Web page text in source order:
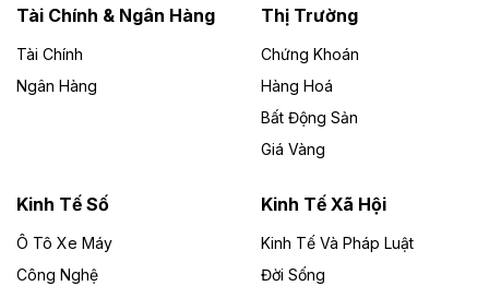
Lai
Bốn doanh nghiệp có sự góp vốn của Công ty Cổ
phần Tập đoàn Đức Long Gia Lai (HoSE: DLG) được
Gia Lai với tổng vốn hơn 4.750 tỷ đồng.
Đồng Nai cho thuê gần 59 ha đất làm khu
công nghiệp ở Long Thành
UBND TP Đồng Nai cho Công ty Amata thuê gần 59 ha
Tài Chính & Ngân Hàng
Tài Chính
Ngân Hàng
Thị Trường
Chứng Khoán
Hàng Hoá
Bất Động Sản
Giá Vàng
Kinh Tế Số
Ô Tô Xe Máy
Công Nghệ
Kinh Tế Xã Hội
Kinh Tế Và Pháp Luật
Đời Sống